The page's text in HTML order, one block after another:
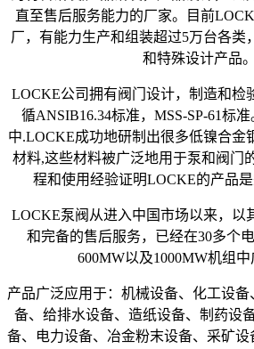
直至售后服务能力的厂家。目前
厂，有能力生产和组装超过5万台各类
和特殊设计产品。
LOCKE公司拥有阀门设计，制造和检
循ANSIB16.34标准，MSS-SP-61标
中.LOCKE成功地研制出很多低镍合金
材料,这些材料被广泛地用于泵和阀门
程和使用经验证明LOCKE的产品是
LOCKE泵阀从进入中国市场以来，以
和完备的售后服务，已经在30多个
600MW以及1000MW机组中
产品广泛应用于：机械设备、化工设
备、给排水设备、造纸设备、制药设
备、电力设备、冶金粉末设备、采矿